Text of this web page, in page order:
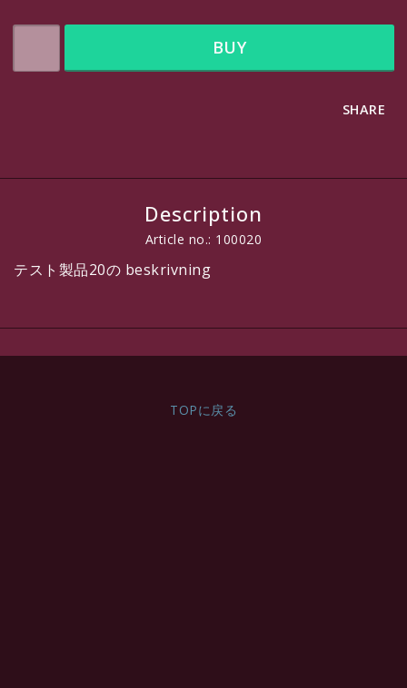
BUY
SHARE
Description
Article no.: 100020
テスト製品20の beskrivning
TOPに戻る